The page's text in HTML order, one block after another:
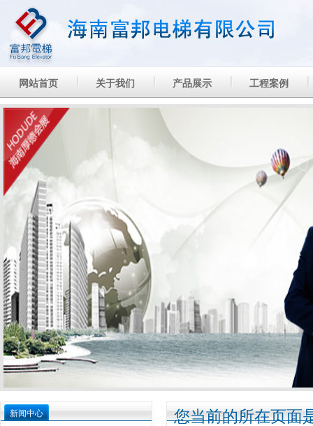
网站首页 关于我们 产品展示 工程案例
新闻中心 您当前的所在页面